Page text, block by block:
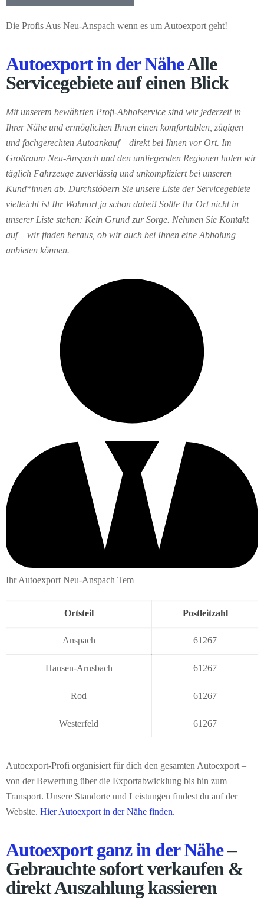
Die Profis Aus Neu-Anspach wenn es um Autoexport geht!
Autoexport in der NäheAlle
Servicegebiete auf einen Blick
Mit unserem bewährten Profi-Abholservice sind wir jederzeit in
Ihrer Nähe und ermöglichen Ihnen einen komfortablen, zügigen
und fachgerechten Autoankauf – direkt bei Ihnen vor Ort. Im
Großraum Neu-Anspach und den umliegenden Regionen holen wir
täglich Fahrzeuge zuverlässig und unkompliziert bei unseren
Kund*innen ab. Durchstöbern Sie unsere Liste der Servicegebiete –
vielleicht ist Ihr Wohnort ja schon dabei! Sollte Ihr Ort nicht in
unserer Liste stehen: Kein Grund zur Sorge. Nehmen Sie Kontakt
auf – wir finden heraus, ob wir auch bei Ihnen eine Abholung
anbieten können.
Ihr Autoexport Neu-Anspach Tem
Ortsteil Postleitzahl
Anspach 61267
Hausen-Arnsbach 61267
Rod 61267
Westerfeld 61267
Autoexport-Profi organisiert für dich den gesamten Autoexport –
von der Bewertung über die Exportabwicklung bis hin zum
Transport. Unsere Standorte und Leistungen findest du auf der
Website. Hier Autoexport in der Nähe finden.
Autoexport ganz in der Nähe–
Gebrauchte sofort verkaufen &
direkt Auszahlung kassieren